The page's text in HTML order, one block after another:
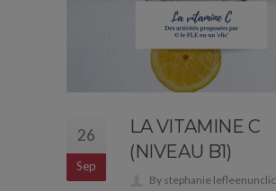
26
Sep
LA VITAMINE C
(NIVEAU B1)
By stephanie lefleenunclic